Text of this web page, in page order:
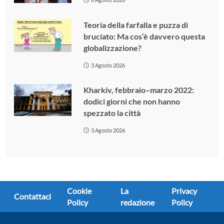
Teoria della farfalla e puzza di
bruciato: Ma cos’è davvero questa
globalizzazione?
3 Agosto 2026
Kharkiv, febbraio–marzo 2022:
dodici giorni che non hanno
spezzato la città
3 Agosto 2026
Contattaci
Cookie
Policy
La
redazione
Privacy
Policy